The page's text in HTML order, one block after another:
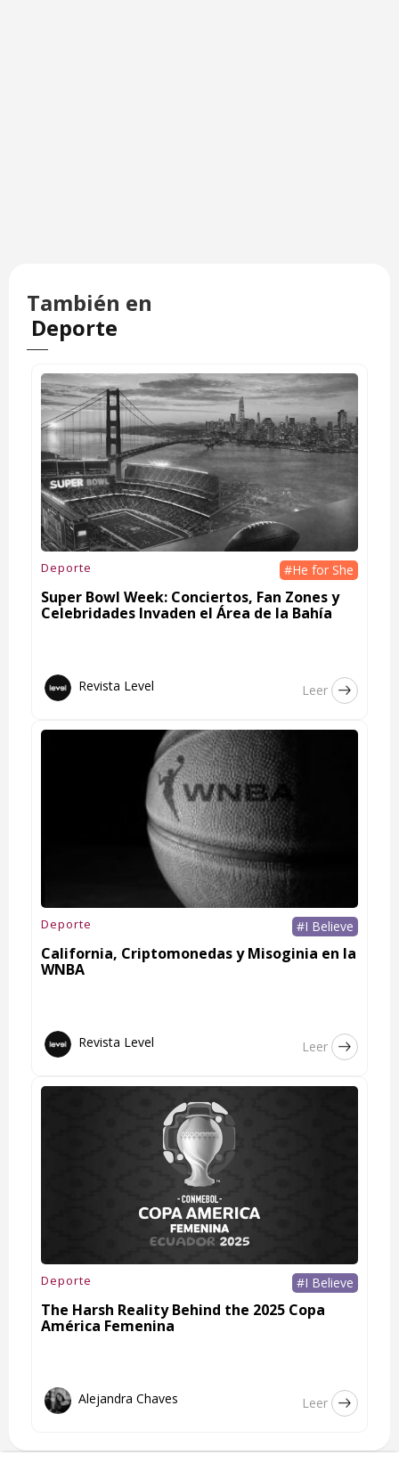
También en
Deporte
Deporte #He for She
Super Bowl Week: Conciertos, Fan Zones y
Celebridades Invaden el Área de la Bahía
Revista Level Leer
Deporte #I Believe
California, Criptomonedas y Misoginia en la
WNBA
Revista Level Leer
Deporte #I Believe
The Harsh Reality Behind the 2025 Copa
América Femenina
Alejandra Chaves Leer